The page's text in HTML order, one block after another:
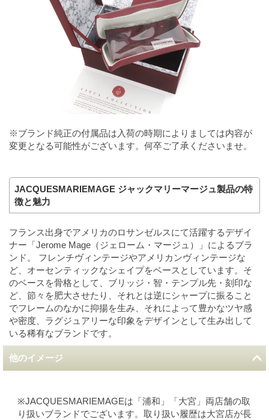
※ブランド純正の付属品は入荷の時期によりましては内容が
変更となる可能性がございます。何卒ご了承くださいませ。
JACQUESMARIEMAGE ジャックマリーマージュ製品の特
徴と魅力
フランス出身でアメリカのロサンゼルスにて活躍するデザイ
ナー「Jerome Mage（ジェローム・マージュ）」によるブラ
ンド。 フレンチヴィンテージやアメリカンヴィンテージな
ど、オーセンティックなシェイプをベースとしています。そ
のベースを骨格として、ブリッジ・智・テンプル先・刻印な
ど、節々を肥大させたり、それとは逆にシャープに振ること
でフレームのなかに抑揚を生み、それによって豊かなツヤ感
や密度、ラグジュアリーな印象をデザインとして生み出して
いる稀有なブランドです。
他のイメージ
※JACQUESMARIEMAGEは「浦和」「大宮」両店舗の取
り扱いブランドでございます。取り扱い履歴は大宮店が長